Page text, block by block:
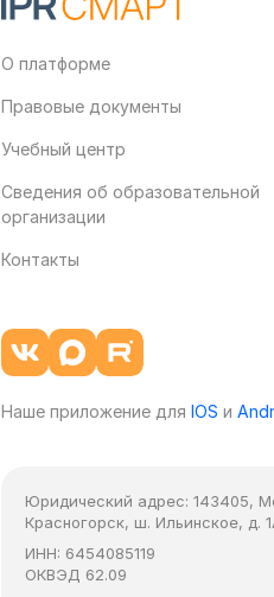
О платформе
Правовые документы
Учебный центр
Сведения об образовательной
организации
Контакты
Наше приложение для IOS и
Юридический адрес: 143405,
Красногорск, ш. Ильинское, д.
ИНН: 6454085119
ОКВЭД 62.09